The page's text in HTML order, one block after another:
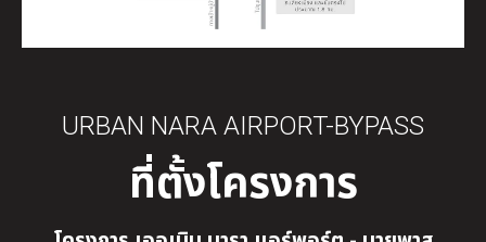
URBAN NARA AIRPORT-BYPASS
ที่ตั้งโครงการ